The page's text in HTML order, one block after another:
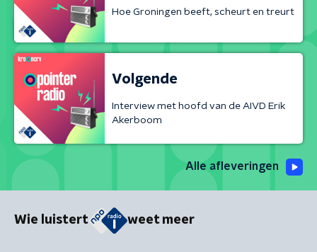
Hoe Groningen beeft, scheurt en treurt
Volgende
Interview met hoofd van de AIVD Erik
Akerboom
Alle afleveringen
Wie luistert weet meer